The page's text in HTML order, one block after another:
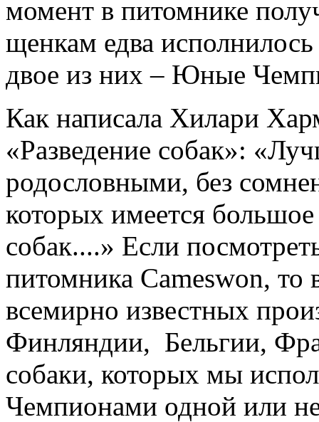
момент в питомнике
щенкам едва
двое из них – Юные
Как написала Хилари
«Разведение собак»:
родословными, без
которых имеется
собак....» Если
питомника Cameswon, то
всемирно известных
Финляндии, Бельгии,
собаки, которых мы
Чемпионами одной или